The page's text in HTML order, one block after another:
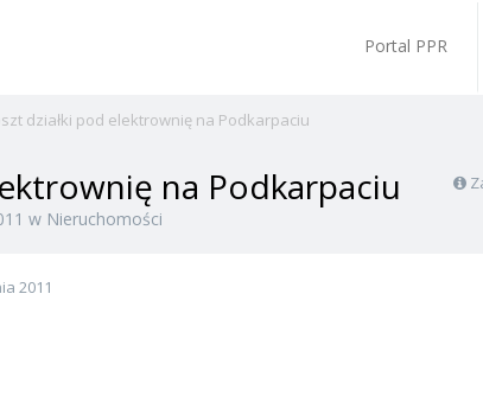
Portal PPR
działki pod elektrownię na Podkarpaciu
na Podkarpaciu
w Nieruchomości
2011